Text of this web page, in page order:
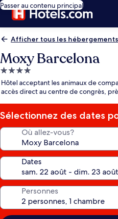
Passer au contenu principal
Afficher tous les hébergements
Moxy Barcelona
Hébergement
4.0 étoiles
Hôtel acceptant les animaux de
accès direct au centre de congrès,
Sélectionnez des dates
Où allez-vous?
Dates
Personnes